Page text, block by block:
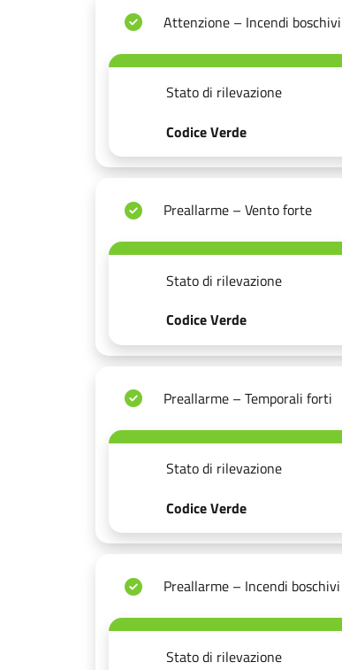
Attenzione – Incendi boschivi
Stato di rilevazione
Codice Verde
Preallarme – Vento forte
Stato di rilevazione
Codice Verde
Preallarme – Temporali forti
Stato di rilevazione
Codice Verde
Preallarme – Incendi boschivi
Stato di rilevazione